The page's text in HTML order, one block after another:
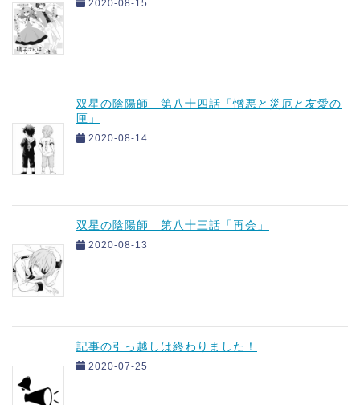
2020-08-15
双星の陰陽師 第八十四話「憎悪と災厄と友愛の
匣」
2020-08-14
双星の陰陽師 第八十三話「再会」
2020-08-13
記事の引っ越しは終わりました！
2020-07-25